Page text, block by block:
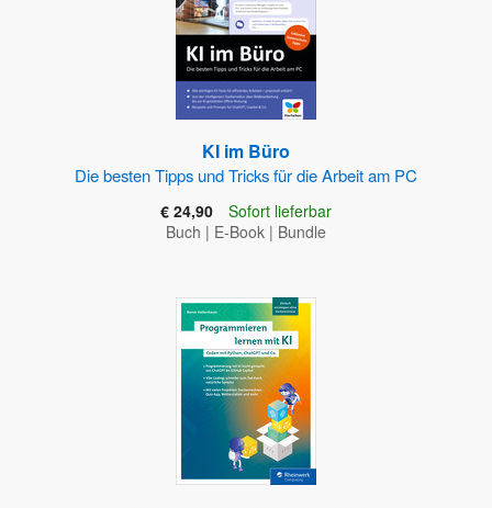
KI im Büro
Die besten Tipps und Tricks für die Arbeit am PC
€ 24,90
Sofort lieferbar
Buch | E-Book | Bundle